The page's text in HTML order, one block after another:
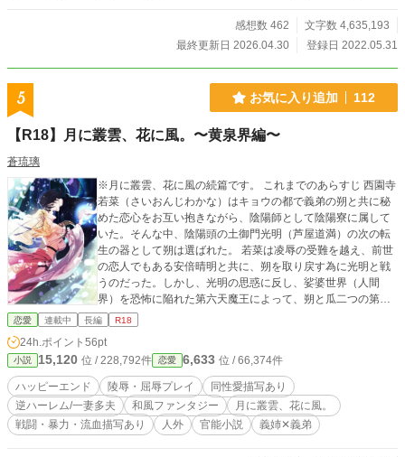
強くて可愛い女の子たちと、右も左も分からぬプレイヤーた
ちは魔法の世界でどう生きていくのか……？ ただしそれは、
シミュレーター「G.U.E.S.T」の世界へと流れ込んでしまった
男がいた。 美少女だらけの剣と魔法の世界ではなく、絶望的
ある「MMORPGの中にプレイヤーたちが転移」が始まる中、
指して旅をする話である。 なんにもできない男が少しずつ成
長しつつ、泥臭く戦い、面白おかしく生き抜き、傷だらけに
なりながらハードコアに突き進む、Falloutのような世紀末世
界が大好きな方にいっぱい読んでほしい「書きたいものをだ
らだらぶちこんで絶対に書籍化できないような作品」をイメ
ージして書きました。 所謂趣味をぶっこんだただの実験です
が、誰かの意欲を刺激する良ききっかけになってくれれば幸
いです。 文章量でぶんなぐる作品ですのでコーヒーとドーナ
ツでも嗜みながらごゆっくりどうぞ。 主人公だけが安易なチ
ウェスタン＆ポストアポカリプス＆ファンタジーものです。
(表紙絵などはNovelAIにて作成しました。)
感想数 462
文字数 4,635,193
最終更新日 2026.04.30
登録日 2022.05.31
5 お気に入り追加 112
【R18】月に叢雲、花に風。〜黄泉界編〜
蒼琉璃
※月に叢雲、花に風の続篇です。 これまでのあらすじ 西園寺
若菜（さいおんじわかな）はキョウの都で義弟の朔と共に秘
めた恋心をお互い抱きながら、陰陽師として陰陽寮に属して
いた。そんな中、陰陽頭の土御門光明（芦屋道満）の次の転
生の器として朔は選ばれた。 若菜は凌辱の受難を越え、前世
の恋人でもある安倍晴明と共に、朔を取り戻す為に光明と戦
うのだった。しかし、光明の思惑に反し、娑婆世界（人間
界）を恐怖に陥れた第六天魔王によって、朔と瓜二つの第六
天魔王の封印は解かれ、彼らの魂が融合する。しかし復活し
う。若菜への思いを秘め天魔界で過ごしていた二人だった
が、魔王復活をよしとしない天界との戦が始まった。 若菜は
神々の英雄、阿修羅王によって瀕死に追いやられ神の素質を
持って生まれる『神の繭』として覚醒し、女神になる。しか
し彼女は阿修羅王によって捕えられ、慰めものになってしま
った。一方、天帝に捕えられ魔王は自分の出生と実父である
恋愛 連載中 長編 R18
24h.ポイント 56pt
小説 15,120 位 / 228,792件 恋愛 6,633 位 / 66,374件
ハッピーエンド 陵辱・屈辱プレイ
同性愛描写あり
逆ハーレム/一妻多夫
和風ファンタジー
月に叢雲、花に風。
戦闘・暴力・流血描写あり
人外 官能小説 義姉✕義弟